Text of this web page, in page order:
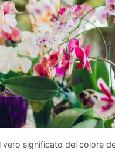
vero significato del colore